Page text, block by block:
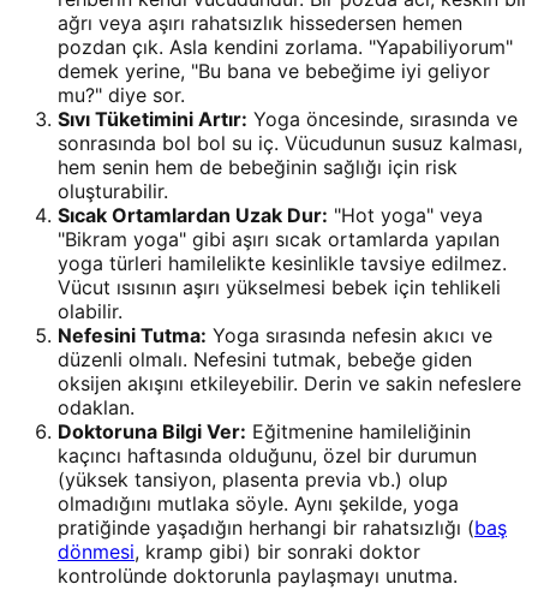
ağrı veya aşırı rahatsızlık hissedersen hemen
pozdan çık. Asla kendini zorlama. "Yapabiliyorum"
demek yerine, "Bu bana ve bebeğime iyi geliyor
mu?" diye sor.
Sıvı Tüketimini Artır: Yoga öncesinde, sırasında ve
sonrasında bol bol su iç. Vücudunun susuz kalması,
hem senin hem de bebeğinin sağlığı için risk
oluşturabilir.
Sıcak Ortamlardan Uzak Dur: "Hot yoga" veya
"Bikram yoga" gibi aşırı sıcak ortamlarda yapılan
yoga türleri hamilelikte kesinlikle tavsiye edilmez.
Vücut ısısının aşırı yükselmesi bebek için tehlikeli
olabilir.
Nefesini Tutma: Yoga sırasında nefesin akıcı ve
düzenli olmalı. Nefesini tutmak, bebeğe giden
oksijen akışını etkileyebilir. Derin ve sakin nefeslere
odaklan.
Doktoruna Bilgi Ver: Eğitmenine hamileliğinin
kaçıncı haftasında olduğunu, özel bir durumun
(yüksek tansiyon, plasenta previa vb.) olup
olmadığını mutlaka söyle. Aynı şekilde, yoga
pratiğinde yaşadığın herhangi bir rahatsızlığı (baş
dönmesi, kramp gibi) bir sonraki doktor
kontrolünde doktorunla paylaşmayı unutma.